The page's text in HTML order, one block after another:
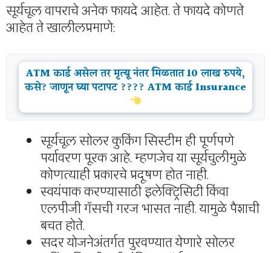
सूर्यचूल वापराचे अनेक फायदे आहेत. ते फायदे कोणते
आहेत ते खालीलप्रमाणे:
ATM कार्ड असेल तर मृत्यू नंतर मिळतात 10 लाख रुपये,
कसे? जाणून घ्या पटापट ???? ATM कार्ड Insurance
सूर्यचूल सोलर कुकिंग सिस्टीम ही पूर्णपणे
पर्यावरण पूरक आहे. म्हणजेच या सूर्यचुलीमुळे
कोणत्याही प्रकारचे प्रदूषण होत नाही.
स्वयंपाक करण्यासाठी इलेक्ट्रिसिटी किंवा
एलपीजी गॅसची गरज भासत नाही. यामुळे पैशाची
बचत होते.
सदर योजनेअंतर्गत पुरवण्यात येणारे सोलर